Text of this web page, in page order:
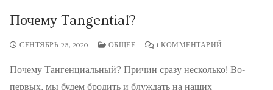
Почему Tangential?
СЕНТЯБРЬ 26, 2020 ОБЩЕЕ 1 КОММЕНТАРИЙ
Почему Тангенциальный? Причин сразу несколько! Во-
первых, мы будем бродить и блуждать на наших